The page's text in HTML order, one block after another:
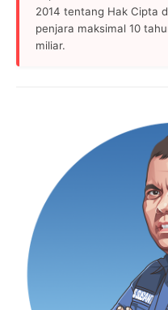
2014 tentang Hak Cipta
penjara maksimal 10
miliar.